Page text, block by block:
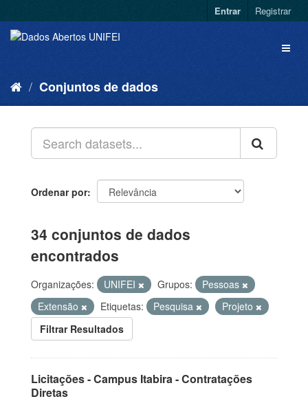
Entrar Registrar
Conjuntos de dados
Ordenar por
34 conjuntos de dados
encontrados
Organizações: UNIFEI Grupos:
Pessoas
Extensão
Etiquetas: Pesquisa
Projeto
Filtrar Resultados
Licitações - Campus Itabira - Contratações
Diretas